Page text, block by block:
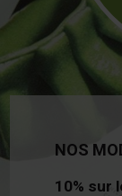
NOS
10% sur